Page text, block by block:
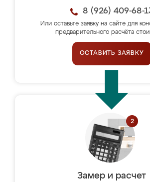
8 (926) 409-68-
Или оставьте заявку на сайте для
предварительного расчёта
ОСТАВИТЬ ЗАЯВКУ
Замер и расчет